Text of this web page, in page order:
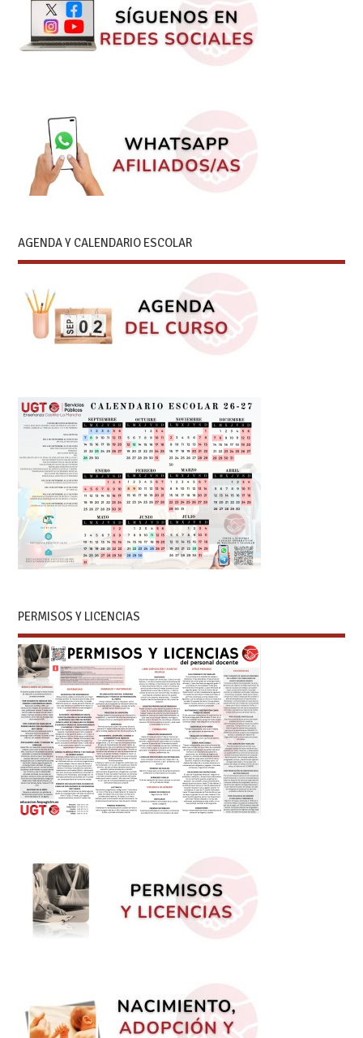
AGENDA Y CALENDARIO ESCOLAR
PERMISOS Y LICENCIAS